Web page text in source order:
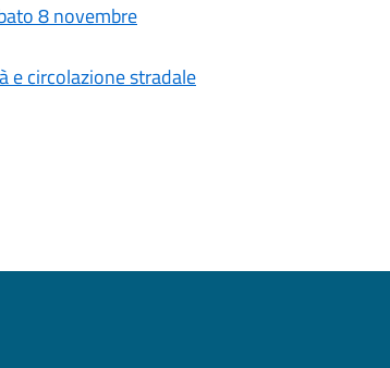
8 novembre
e circolazione stradale